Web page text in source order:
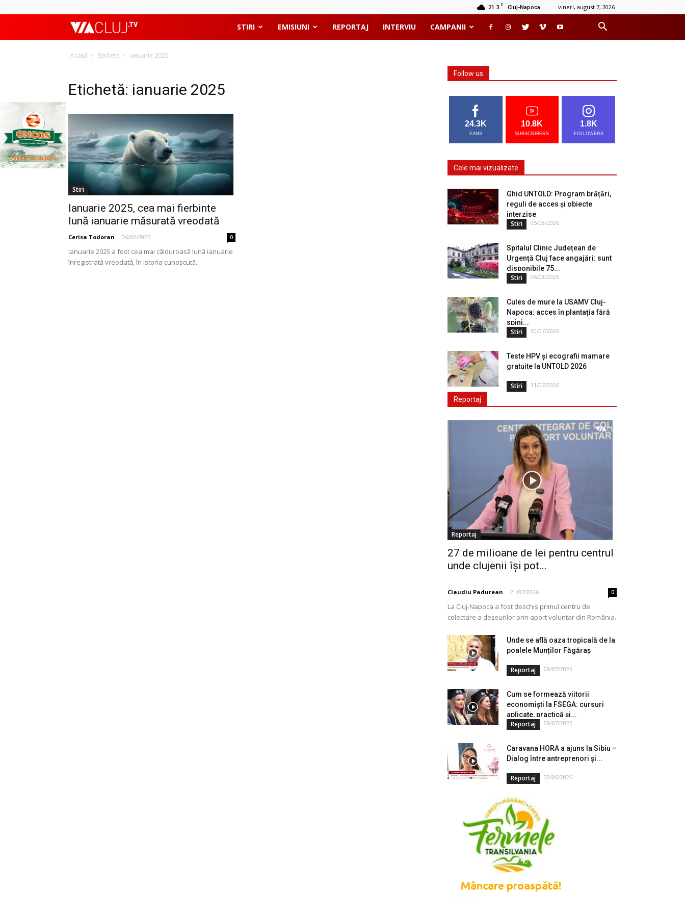
21.3 C Cluj-Napoca vineri, august 7, 2026
ViaClujTV STIRI EMISIUNI REPORTAJ INTERVIU CAMPANII
Acasă Etichete Ianuarie 2025
Etichetă: ianuarie 2025
Stiri
Ianuarie 2025, cea mai fierbinte
lună ianuarie măsurată vreodată
Cerisa Todoran - 06/02/2025 0
Ianuarie 2025 a fost cea mai călduroasă lună ianuarie
înregistrată vreodată, în istoria cunoscută.
Follow us
24.3K
FANS
10.8K
SUBSCRIBERS
1.8K
FOLLOWERS
Cele mai vizualizate
Ghid UNTOLD: Program brățări,
reguli de acces și obiecte
interzise
Stiri 05/08/2026
Spitalul Clinic Județean de
Urgență Cluj face angajări: sunt
disponibile 75...
Stiri 06/08/2026
Cules de mure la USAMV Cluj-
Napoca: acces în plantația fără
spini...
Stiri 30/07/2026
Teste HPV și ecografii mamare
gratuite la UNTOLD 2026
Stiri 31/07/2026
Reportaj
Reportaj
27 de milioane de lei pentru centrul
unde clujenii își pot...
Claudiu Padurean - 21/07/2026 0
La Cluj-Napoca a fost deschis primul centru de
colectare a deșeurilor prin aport voluntar din România.
Unde se află oaza tropicală de la
poalele Munților Făgăraș
Reportaj 09/07/2026
Cum se formează viitorii
economiști la FSEGA: cursuri
aplicate, practică și...
Reportaj 09/07/2026
Caravana HORA a ajuns la Sibiu –
Dialog între antreprenori și...
Reportaj 30/06/2026